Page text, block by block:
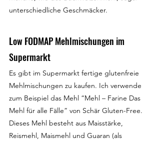
unterschiedliche Geschmäcker.
Low FODMAP Mehlmischungen im
Supermarkt
Es gibt im Supermarkt fertige glutenfreie
Mehlmischungen zu kaufen. Ich verwende
zum Beispiel das Mehl “Mehl – Farine Das
Mehl für alle Fälle” von Schär Gluten-Free.
Dieses Mehl besteht aus Maisstärke,
Reismehl, Maismehl und Guaran (als